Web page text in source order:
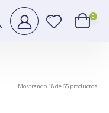
0
Mostrando 18 de 65 productos